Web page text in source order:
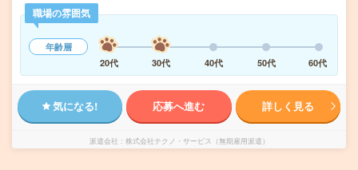
職場の雰囲気
年齢層
20代
30代 40代 50代 60代
気になる! 応募へ進む 詳しく見る
派遣会社 株式会社テクノ・サービス（無期雇用派遣）